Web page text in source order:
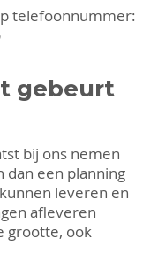
telefoonnummer:
gebeurt
bij ons nemen
dan een planning
leveren en
afleveren
grootte, ook